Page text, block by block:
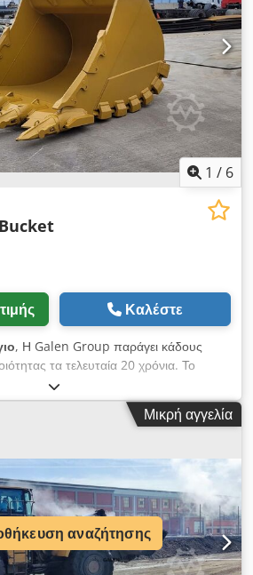
1 / 6
Καλέστε
, Η Galen Group παράγει κάδους
τα τελευταία 20 χρόνια. Το
στη φωτογραφία είναι: CAT349
Χωρητικότητα: 3m^3
Για λεπτομερείς πληροφορίες και
Μικρή αγγελία
αναζήτησης